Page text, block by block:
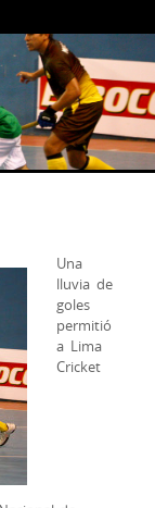
Una
lluvia de
goles
permitió
a Lima
Cricket